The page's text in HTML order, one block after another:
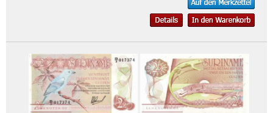
Ankauf
Erhaltungsgrade
Gratisbanknoten